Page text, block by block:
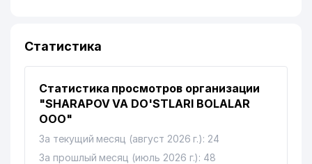
Статистика
Статистика просмотров организации
"SHARAPOV VA DO'STLARI BOLALAR
ООО"
За текущий месяц (август 2026 г.): 24
За прошлый месяц (июль 2026 г.): 48